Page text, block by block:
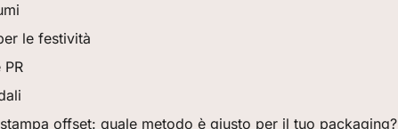
le festività
offset: quale metodo è giusto per il tuo packaging?